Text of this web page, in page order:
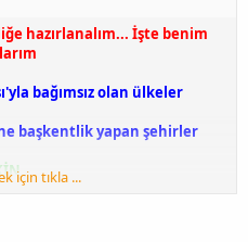
hazırlanalım... İşte benim
bağımsız olan ülkeler
başkentlik yapan şehirler
için tıkla ...